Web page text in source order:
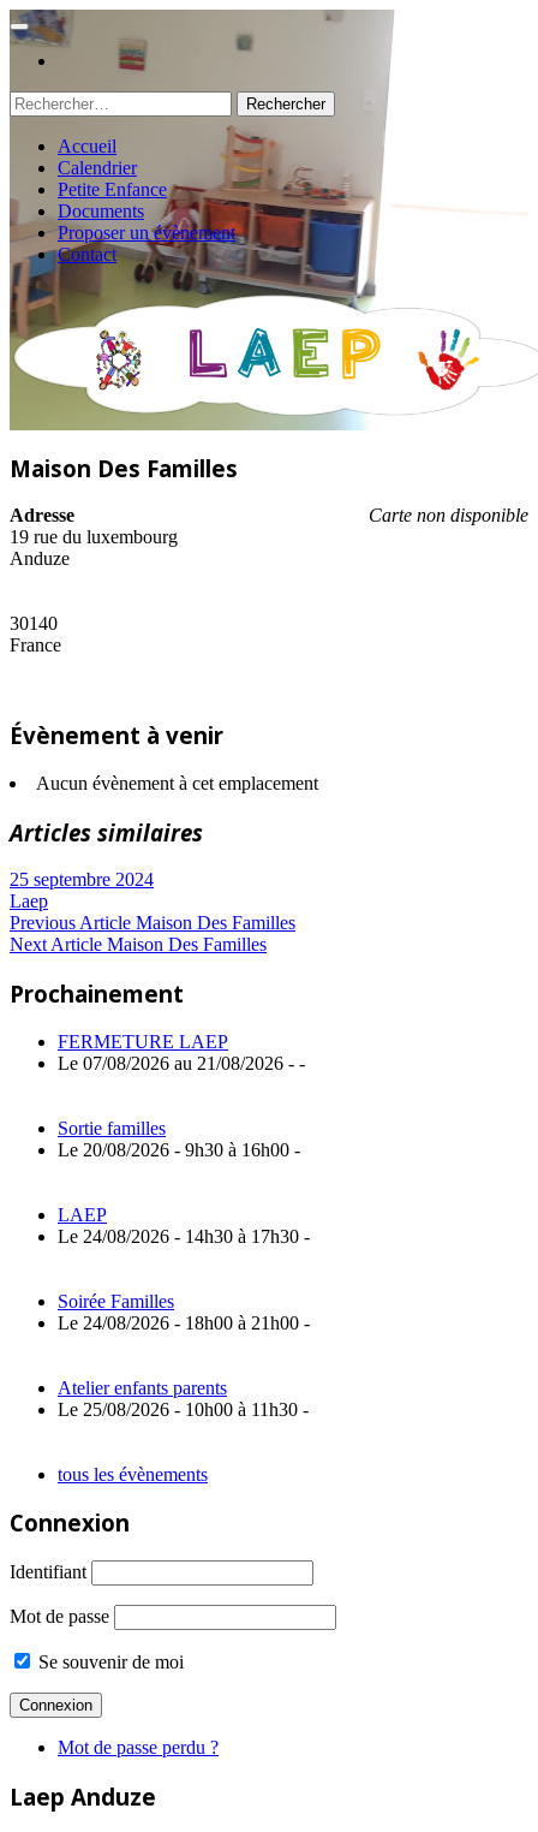
Rechercher :
Accueil
Calendrier
Petite Enfance
Documents
Proposer un évènement
Contact
Maison Des Familles
Carte non disponible
Adresse
19 rue du luxembourg
Anduze
30140
France
Évènement à venir
Aucun évènement à cet emplacement
Articles similaires
25 septembre 2024
Laep
Navigation
l’article
Previous ArticlePrevious
Post:
Maison Des Familles
Next ArticleNext
Maison Des Familles
Prochainement
FERMETURE LAEP
Le 07/08/2026 au 21/08/2026 - -
Sortie familles
Le 20/08/2026 - 9h30 à 16h00 -
LAEP
Le 24/08/2026 - 14h30 à 17h30 -
Soirée Familles
Le 24/08/2026 - 18h00 à 21h00 -
Atelier enfants parents
Le 25/08/2026 - 10h00 à 11h30 -
tous les évènements
Connexion
Identifiant
Mot de passe
Se souvenir de moi
Mot de passe perdu ?
Laep Anduze